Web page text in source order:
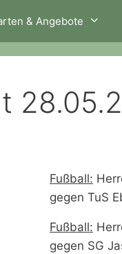
& Angebote
Fußball:
gegen TuS
Fußball:
gegen SG